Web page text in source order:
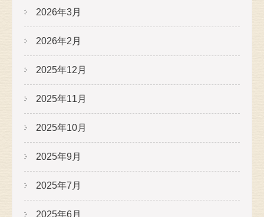
2026年3月
2026年2月
2025年12月
2025年11月
2025年10月
2025年9月
2025年7月
2025年6月